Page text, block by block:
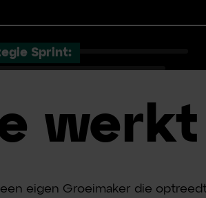
Sprint:
eigen Groeimaker die